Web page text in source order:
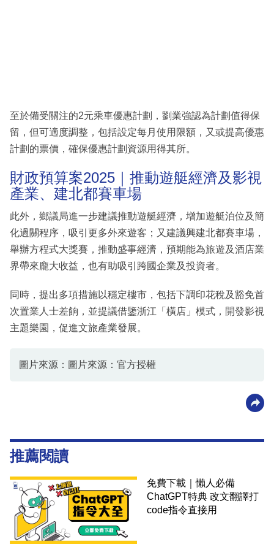
至於備受關注的2元乘車優惠計劃，劉業強認為計劃值得保
留，但可適度調整，包括設定每月使用限額，又或提高優惠
計劃的票價，確保優惠計劃資源用得其所。
財政預算案2025｜推動遊艇經濟及影視
產業、建北都賽車場
此外，鄉議局進一步建議推動遊艇經濟，增加遊艇泊位及簡
化過關程序，吸引更多外來遊客；又建議興建北都賽車場，
舉辦方程式大獎賽，推動盛事經濟，預期能為旅遊及酒店業
界帶來龐大收益，也有助吸引跨國企業及投資者。
同時，提出多項措施以穩定樓市，包括下調印花稅及豁免首
次置業人士差餉，並提議借鑒浙江「橫店」模式，開發影視
主題樂園，促進文旅產業發展。
圖片來源：圖片來源：官方授權
推薦閱讀
免費下載｜懶人必備
ChatGPT特典 改文翻譯打
code指令直接用